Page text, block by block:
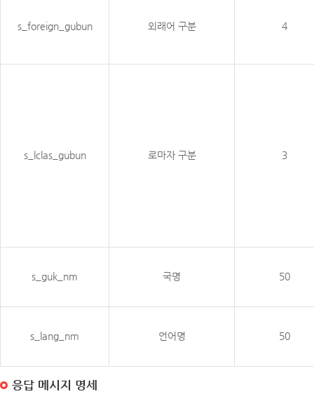
s_foreign_gubun 외래어 구분 4
s_lclas_gubun 로마자 구분 3
s_guk_nm 국명 50
s_lang_nm 언어명 50
응답 메시지 명세